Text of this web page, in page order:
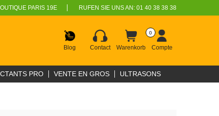
PARIS 19E RUFEN SIE UNS AN: 01 40 38 38 38
Blog Contact Warenkorb
0
Compte
PRO VENTE EN GROS ULTRASONS